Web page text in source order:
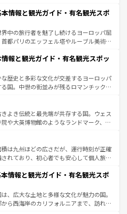
リア情報はコンテンツ一覧を参照してほ
国では、情熱的なフラメンコ、熱気あふ
美味しいタパスが生活の一部となってい
ドの洗練された雰囲気や、バルセロナの
角から、地方では古代ローマ遺跡や中世
て風土や気候が異なるスペインはその個
参照してほしい。
情報と観光ガイド・有名観光スポ
中の旅行者を魅了し続けるヨーロッパ屈
都パリのエッフェル塔やルーブル美術館
詰まっている。華麗な宮殿、歴史的な大
チ、そして豊かな自然が、訪れる者を心
また、フランスは美食の国としても知ら
はユネスコ無形文化遺産にも登録されて
ー畑など、多彩な楽しみ方が可能だ。さ
の地域にも魅力が溢れており、どの街角に
化が息づいている。パリ以外の個性あふ
。
報と観光ガイド・有名観光スポッ
な歴史と多彩な文化が交差するヨーロッパ
国。中世の街並みが残るロマンチック街
、どこを歩いても飽きることがない。ベ
気、バイエルン州のアルプスの絶景、そ
のワイン畑といった風景は必見。ビール
ぜひ体験してほしい。 なお、新着の
ンテンツ一覧を参照してほしい。
よき伝統と最先端が共存する国。ウェス
や大英博物館のようなランドマーク、歴
魅力がある。また、優雅なアフタヌーン
きにはたまらない英国パブ、サッカー観
らこそできる体験も豊富。イギリスを旅
てほしい。
は九州ほどの広さだが、運行時刻が正確
れており、初心者でも安心して個人旅行
残る町や、スイスならではのユニークな
ルプス観光だけでなく町歩きも満喫する
民の所得が高いため物価も高いが、旅行
提供のサービスもあり、うまく活用すれ
情報と観光ガイド・有名観光スポ
、広大な土地と多様な文化が魅力の国。
ら西海岸のカリフォルニアまで、訪れる